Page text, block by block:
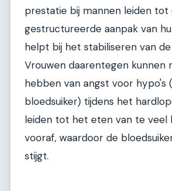
prestatie bij mannen leiden tot
gestructureerde aanpak van
helpt bij het stabiliseren van de
Vrouwen daarentegen kunnen
hebben van angst voor hypo's
bloedsuiker) tijdens het
leiden tot het eten van te veel
vooraf, waardoor de
stijgt.